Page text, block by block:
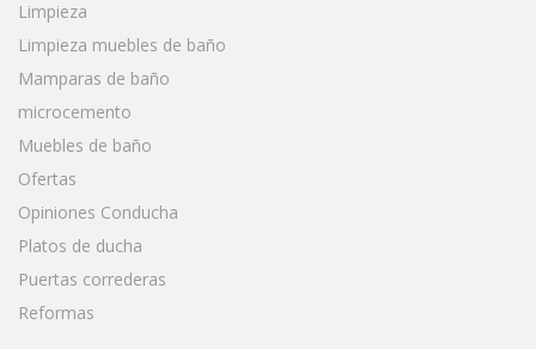
Limpieza
Limpieza muebles de baño
Mamparas de baño
microcemento
Muebles de baño
Ofertas
Opiniones Conducha
Platos de ducha
Puertas correderas
Reformas